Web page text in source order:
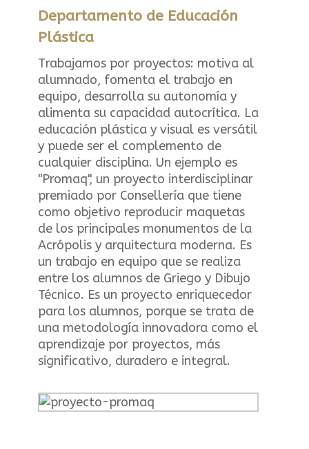
Departamento de Educación
Plástica
Trabajamos por proyectos: motiva al
alumnado, fomenta el trabajo en
equipo, desarrolla su autonomía y
alimenta su capacidad autocrítica. La
educación plástica y visual es versátil
y puede ser el complemento de
cualquier disciplina. Un ejemplo es
"Promaq", un proyecto interdisciplinar
premiado por Consellería que tiene
como objetivo reproducir maquetas
de los principales monumentos de la
Acrópolis y arquitectura moderna. Es
un trabajo en equipo que se realiza
entre los alumnos de Griego y Dibujo
Técnico. Es un proyecto enriquecedor
para los alumnos, porque se trata de
una metodología innovadora como el
aprendizaje por proyectos, más
significativo, duradero e integral.